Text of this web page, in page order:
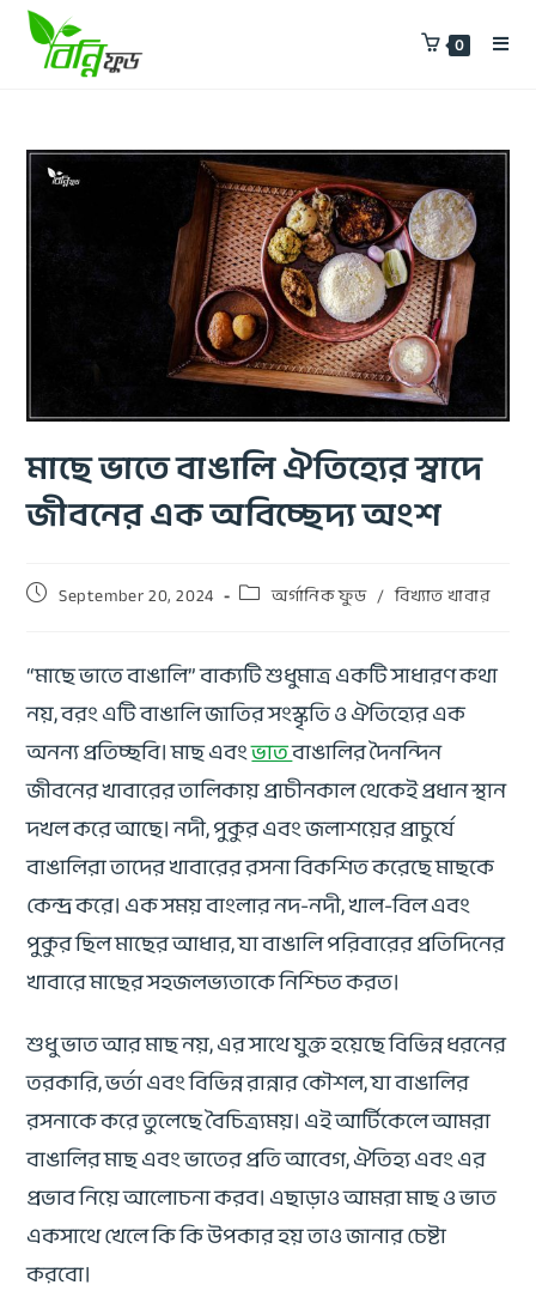
0
মাছে ভাতে বাঙালি ঐতিহ্যের স্বাদে
জীবনের এক অবিচ্ছেদ্য অংশ
September 20, 2024 অর্গানিক ফুড / বিখ্যাত খাবার
“মাছে ভাতে বাঙালি” বাক্যটি শুধুমাত্র একটি সাধারণ কথা
নয়, বরং এটি বাঙালি জাতির সংস্কৃতি ও ঐতিহ্যের এক
অনন্য প্রতিচ্ছবি। মাছ এবংভাতবাঙালির দৈনন্দিন
জীবনের খাবারের তালিকায় প্রাচীনকাল থেকেই প্রধান স্থান
দখল করে আছে। নদী, পুকুর এবং জলাশয়ের প্রাচুর্যে
বাঙালিরা তাদের খাবারের রসনা বিকশিত করেছে মাছকে
কেন্দ্র করে। এক সময় বাংলার নদ-নদী, খাল-বিল এবং
পুকুর ছিল মাছের আধার, যা বাঙালি পরিবারের প্রতিদিনের
খাবারে মাছের সহজলভ্যতাকে নিশ্চিত করত।
শুধু ভাত আর মাছ নয়, এর সাথে যুক্ত হয়েছে বিভিন্ন ধরনের
তরকারি, ভর্তা এবং বিভিন্ন রান্নার কৌশল, যা বাঙালির
রসনাকে করে তুলেছে বৈচিত্র্যময়। এই আর্টিকেলে আমরা
বাঙালির মাছ এবং ভাতের প্রতি আবেগ, ঐতিহ্য এবং এর
প্রভাব নিয়ে আলোচনা করব। এছাড়াও আমরা মাছ ও ভাত
একসাথে খেলে কি কি উপকার হয় তাও জানার চেষ্টা
করবো।